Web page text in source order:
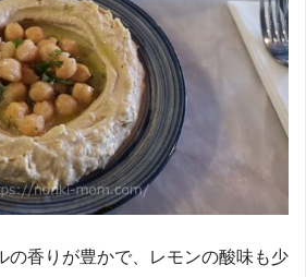
の香りが豊かで、レモンの酸味も少